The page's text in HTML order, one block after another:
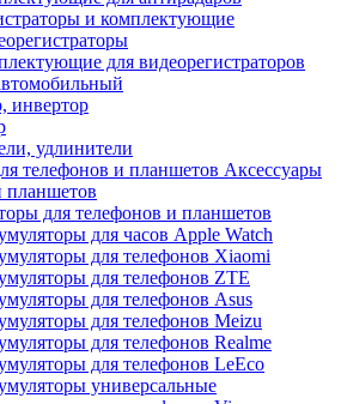
и комплектующие
для видеорегистраторов
инвертор
удлинители
Аксессуары
планшетов
для телефонов и планшетов
для часов Apple Watch
для телефонов Xiaomi
для телефонов ZTE
для телефонов Asus
для телефонов Meizu
для телефонов Realme
для телефонов LeEco
универсальные